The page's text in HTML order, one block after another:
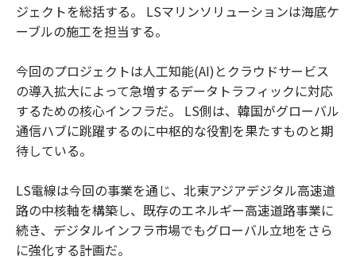
ジェクトを総括する。 LSマリンソリューションは海底ケ
ーブルの施工を担当する。
今回のプロジェクトは人工知能(AI)とクラウドサービス
の導入拡大によって急増するデータトラフィックに対応
するための核心インフラだ。 LS側は、韓国がグローバル
通信ハブに跳躍するのに中枢的な役割を果たすものと期
待している。
LS電線は今回の事業を通じ、北東アジアデジタル高速道
路の中核軸を構築し、既存のエネルギー高速道路事業に
続き、デジタルインフラ市場でもグローバル立地をさら
に強化する計画だ。